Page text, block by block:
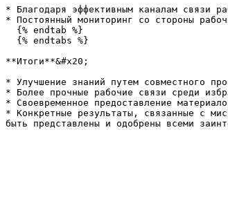
* Благодаря эффективным каналам связи
* Постоянный мониторинг со стороны
**Итоги**&#x20;
* Улучшение знаний путем совместного
* Более прочные рабочие связи среди
* Своевременное предоставление
* Конкретные результаты, связанные с